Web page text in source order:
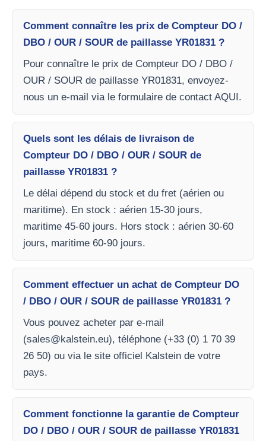
Comment connaître les prix de Compteur DO /
DBO / OUR / SOUR de paillasse YR01831 ?
Pour connaître le prix de Compteur DO / DBO /
OUR / SOUR de paillasse YR01831, envoyez-
nous un e-mail via le formulaire de contact AQUI.
Quels sont les délais de livraison de
Compteur DO / DBO / OUR / SOUR de
paillasse YR01831 ?
Le délai dépend du stock et du fret (aérien ou
maritime). En stock : aérien 15-30 jours,
maritime 45-60 jours. Hors stock : aérien 30-60
jours, maritime 60-90 jours.
Comment effectuer un achat de Compteur DO
/ DBO / OUR / SOUR de paillasse YR01831 ?
Vous pouvez acheter par e-mail
(sales@kalstein.eu), téléphone (+33 (0) 1 70 39
26 50) ou via le site officiel Kalstein de votre
pays.
Comment fonctionne la garantie de Compteur
DO / DBO / OUR / SOUR de paillasse YR01831